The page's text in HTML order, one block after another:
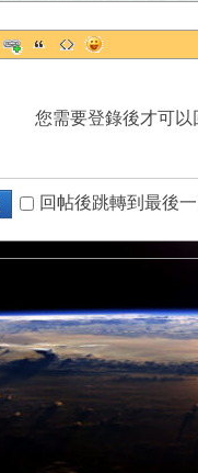
您需要登錄後才可
回帖後跳轉到最後